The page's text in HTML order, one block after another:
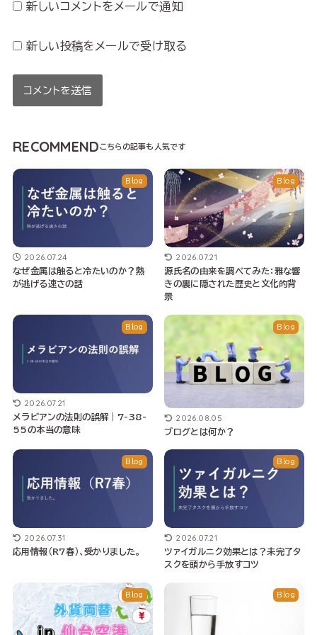
新しいコメントをメールで通知
新しい投稿をメールで受け取る
RECOMMEND
Blog
2026.07.24
なぜ金属は触ると冷たいのか？熱
が逃げる速さの話
Blog
2026.07.21
源氏名の由来を調べてみた：雅な響
きの裏に隠された歴史と文化的背
景
Blog
2026.07.21
メラビアンの法則の誤解｜7-38-
55の本当の意味
Blog
2026.08.05
ブログとは何か？
Blog
2026.07.31
応用情報（R7春）、受かりました。
Blog
2026.07.21
ツァイガルニク効果とは？未完了タ
スクを頭から手放すコツ
Blog Blog